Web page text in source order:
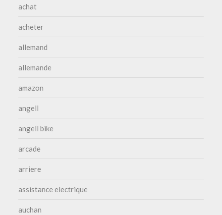
achat
acheter
allemand
allemande
amazon
angell
angell bike
arcade
arriere
assistance electrique
auchan